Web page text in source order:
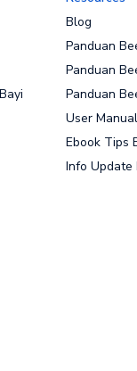
Blog
Panduan
Panduan
Panduan
User Manual
Ebook Tips
Info Update